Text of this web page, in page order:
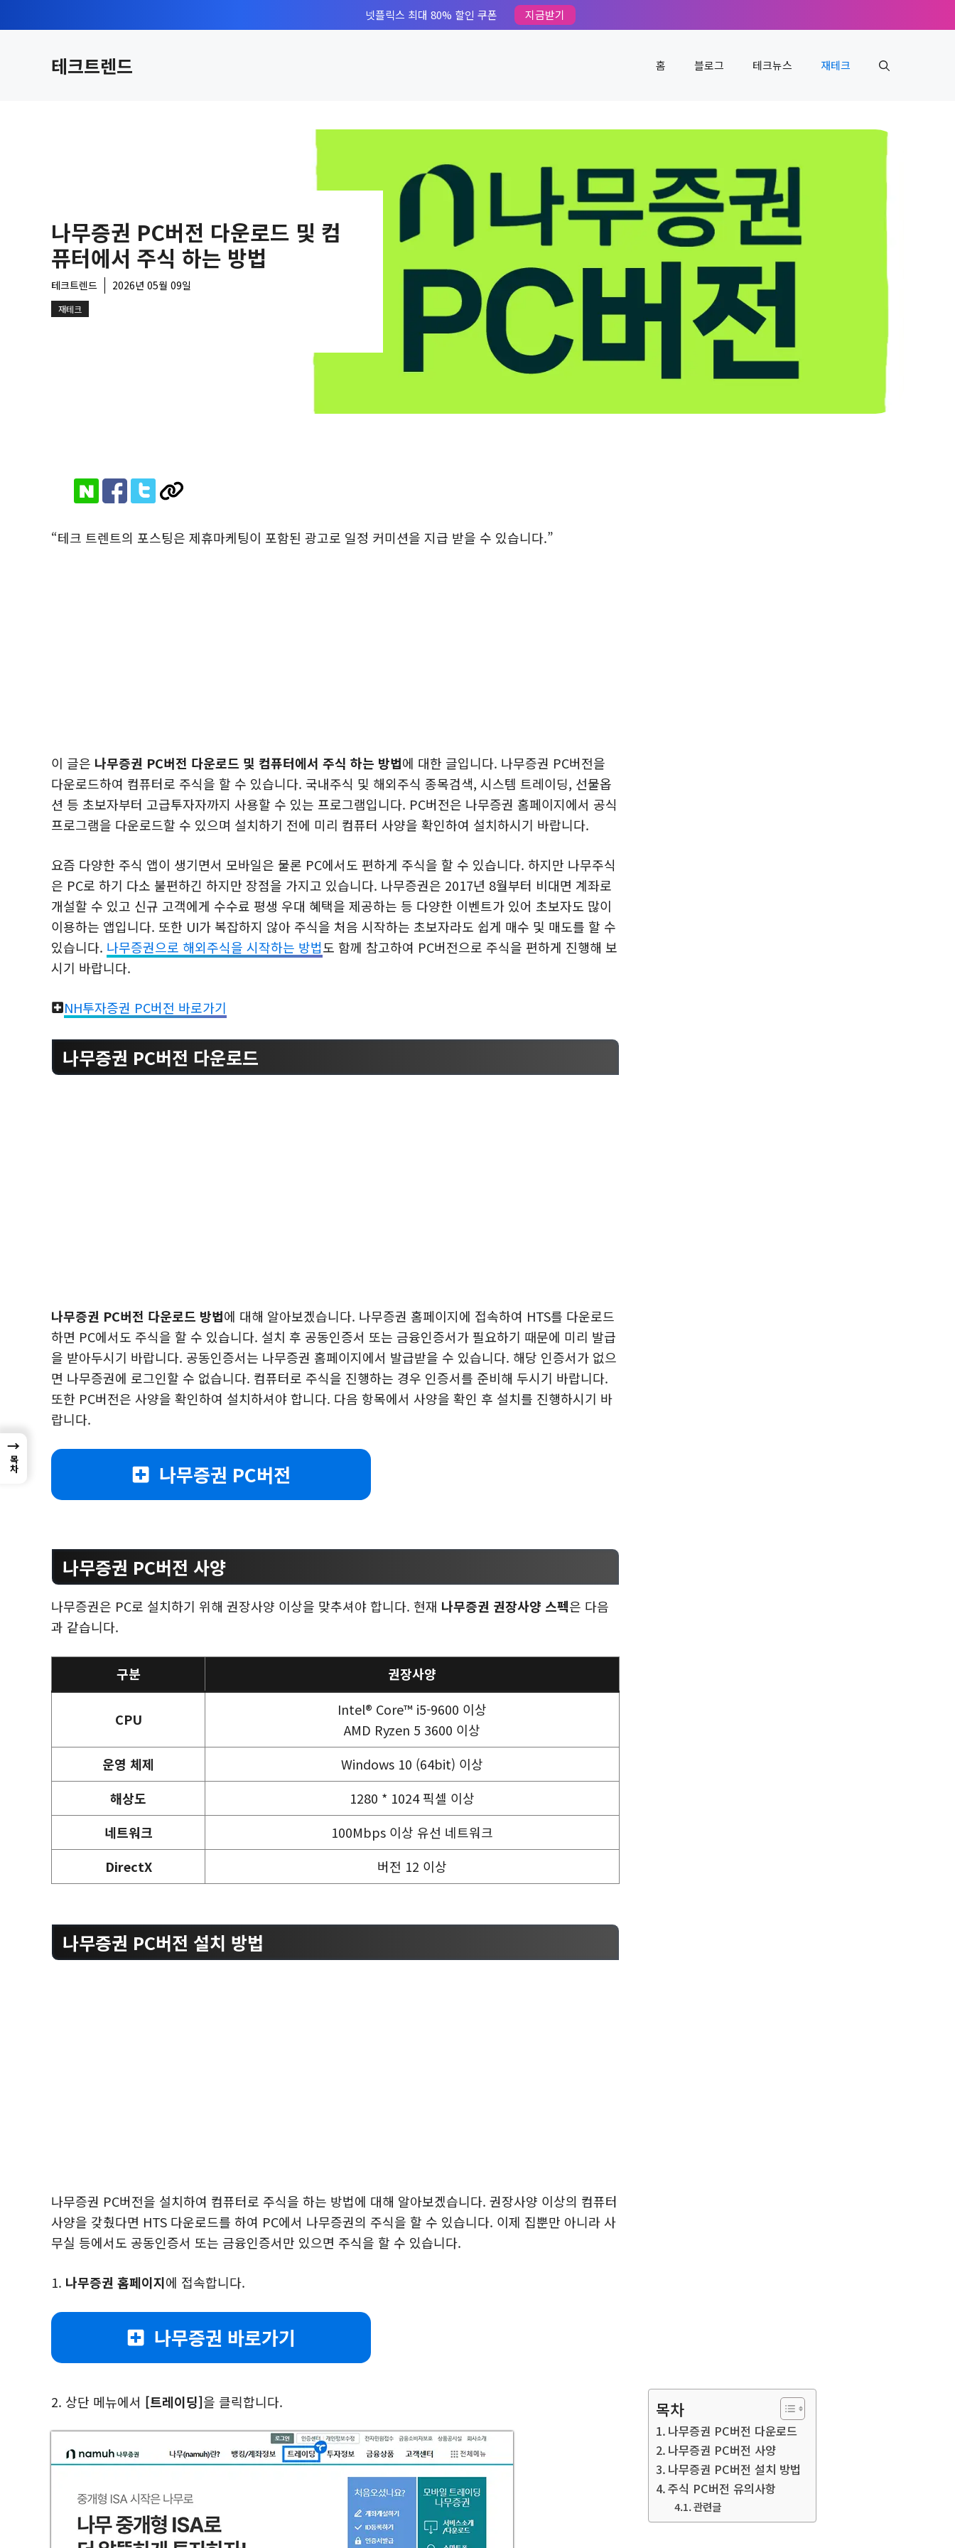
텐
넷플릭스 최대 80% 할인 쿠폰 지금받기
테크트렌드 홈 블로그 테크뉴스 재테크
나무증권 PC버전 다운로드 및 컴
퓨터에서 주식 하는 방법
테크트렌드 2026년 05월 09일
재테크
“테크 트렌트의 포스팅은 제휴마케팅이 포함된 광고로 일정 커미션을 지급 받을 수 있습니다.”
이 글은 나무증권 PC버전 다운로드 및 컴퓨터에서 주식 하는 방법에 대한 글입니다. 나무증권 PC버전을
다운로드하여 컴퓨터로 주식을 할 수 있습니다. 국내주식 및 해외주식 종목검색, 시스템 트레이딩, 선물옵
션 등 초보자부터 고급투자자까지 사용할 수 있는 프로그램입니다. PC버전은 나무증권 홈페이지에서 공식
프로그램을 다운로드할 수 있으며 설치하기 전에 미리 컴퓨터 사양을 확인하여 설치하시기 바랍니다.
요즘 다양한 주식 앱이 생기면서 모바일은 물론 PC에서도 편하게 주식을 할 수 있습니다. 하지만 나무주식
은 PC로 하기 다소 불편하긴 하지만 장점을 가지고 있습니다. 나무증권은 2017년 8월부터 비대면 계좌로
개설할 수 있고 신규 고객에게 수수료 평생 우대 혜택을 제공하는 등 다양한 이벤트가 있어 초보자도 많이
이용하는 앱입니다. 또한 UI가 복잡하지 않아 주식을 처음 시작하는 초보자라도 쉽게 매수 및 매도를 할 수
있습니다. 나무증권으로 해외주식을 시작하는 방법도 함께 참고하여 PC버전으로 주식을 편하게 진행해 보
시기 바랍니다.
NH투자증권 PC버전 바로가기
나무증권 PC버전 다운로드
나무증권 PC버전 다운로드 방법에 대해 알아보겠습니다. 나무증권 홈페이지에 접속하여 HTS를 다운로드
하면 PC에서도 주식을 할 수 있습니다. 설치 후 공동인증서 또는 금융인증서가 필요하기 때문에 미리 발급
을 받아두시기 바랍니다. 공동인증서는 나무증권 홈페이지에서 발급받을 수 있습니다. 해당 인증서가 없으
면 나무증권에 로그인할 수 없습니다. 컴퓨터로 주식을 진행하는 경우 인증서를 준비해 두시기 바랍니다.
또한 PC버전은 사양을 확인하여 설치하셔야 합니다. 다음 항목에서 사양을 확인 후 설치를 진행하시기 바
랍니다.
나무증권 PC버전
나무증권 PC버전 사양
나무증권은 PC로 설치하기 위해 권장사양 이상을 맞추셔야 합니다. 현재 나무증권 권장사양 스펙은 다음
과 같습니다.
구분 권장사양
CPU
Intel® Core™ i5-9600 이상
AMD Ryzen 5 3600 이상
운영 체제
Windows 10 (64bit) 이상
해상도
1280 * 1024 픽셀 이상
네트워크
100Mbps 이상 유선 네트워크
DirectX
버전 12 이상
나무증권 PC버전 설치 방법
나무증권 PC버전을 설치하여 컴퓨터로 주식을 하는 방법에 대해 알아보겠습니다. 권장사양 이상의 컴퓨터
사양을 갖췄다면 HTS 다운로드를 하여 PC에서 나무증권의 주식을 할 수 있습니다. 이제 집뿐만 아니라 사
무실 등에서도 공동인증서 또는 금융인증서만 있으면 주식을 할 수 있습니다.
1. 나무증권 홈페이지에 접속합니다.
나무증권 바로가기
2. 상단 메뉴에서 [트레이딩]을 클릭합니다. 목차
나무증권 PC버전 다운로드
나무증권 PC버전 사양
나무증권 PC버전 설치 방법
주식 PC버전 유의사항
관련글
→
목차